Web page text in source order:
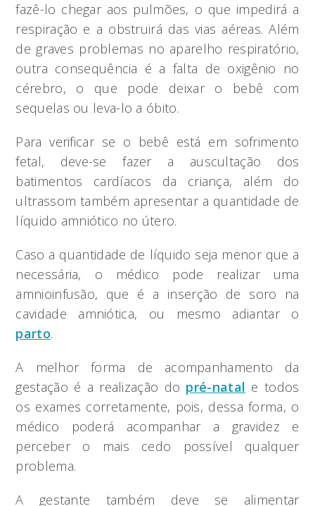
fazê-lo chegar aos pulmões, o que impedirá a
respiração e a obstruirá das vias aéreas. Além
de graves problemas no aparelho respiratório,
outra consequência é a falta de oxigênio no
cérebro, o que pode deixar o bebê com
sequelas ou leva-lo a óbito.
Para verificar se o bebê está em sofrimento
fetal, deve-se fazer a auscultação dos
batimentos cardíacos da criança, além do
ultrassom também apresentar a quantidade de
líquido amniótico no útero.
Caso a quantidade de líquido seja menor que a
necessária, o médico pode realizar uma
amnioinfusão, que é a inserção de soro na
cavidade amniótica, ou mesmo adiantar o
parto.
A melhor forma de acompanhamento da
gestação é a realização do pré-natal e todos
os exames corretamente, pois, dessa forma, o
médico poderá acompanhar a gravidez e
perceber o mais cedo possível qualquer
problema.
A gestante também deve se alimentar